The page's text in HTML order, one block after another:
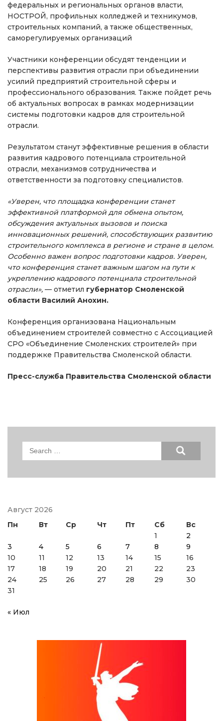
федеральных и региональных органов власти,
НОСТРОЙ, профильных колледжей и техникумов,
строительных компаний, а также общественных,
саморегулируемых организаций
Участники конференции обсудят тенденции и
перспективы развития отрасли при объединении
усилий предприятий строительной сферы и
профессионального образования. Также пойдет речь
об актуальных вопросах в рамках модернизации
системы подготовки кадров для строительной
отрасли.
Результатом станут эффективные решения в области
развития кадрового потенциала строительной
отрасли, механизмов сотрудничества и
ответственности за подготовку специалистов.
«Уверен, что площадка конференции станет
эффективной платформой для обмена опытом,
обсуждения актуальных вызовов и поиска
инновационных решений, способствующих развитию
строительного комплекса в регионе и стране в целом.
Особенно важен вопрос подготовки кадров. Уверен,
что конференция станет важным шагом на пути к
укреплению кадрового потенциала строительной
отрасли», — отметил губернатор Смоленской
области Василий Анохин.
Конференция организована Национальным
объединением строителей совместно с Ассоциацией
СРО «Объединение Смоленских строителей» при
поддержке Правительства Смоленской области.
Пресс-служба Правительства Смоленской области
Search
Август 2026
Пн
Вт Ср Чт Пт Сб
Вс
1
2
3
4 5 6 7 8
9
10
11 12 13 14 15
16
17
18 19 20 21 22
23
24
25 26 27 28 29
30
31
« Июл